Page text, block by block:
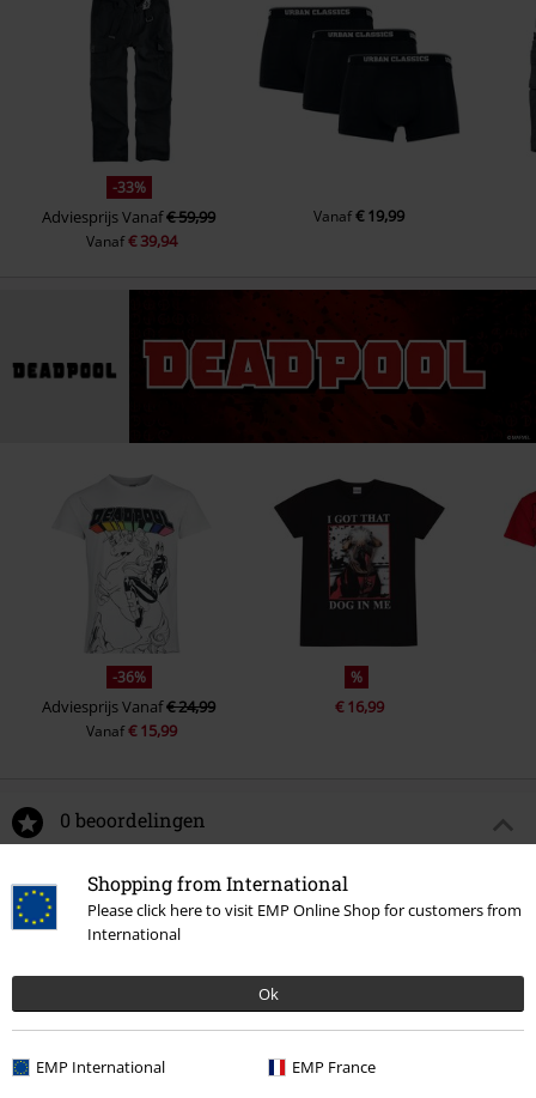
Shopping from International
Please click here to visit EMP Online Shop for customers from
International
Ok
EMP International EMP France
-33%
AdviesprijsVanaf€ 59,99
Vanaf€ 39,94
Vanaf€ 19,99
-36%
AdviesprijsVanaf€ 24,99
Vanaf€ 15,99
%
€ 16,99
0 beoordelingen
Geef ons je mening over "3 - Deadpool Kisses to
Wolverine".